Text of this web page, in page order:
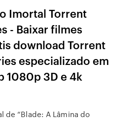
Imortal Torrent
- Baixar filmes
download Torrent
especializado em
1080p 3D e 4k
de “Blade: A Lâmina do